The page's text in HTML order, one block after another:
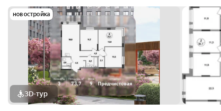
новостройка
3D-тур